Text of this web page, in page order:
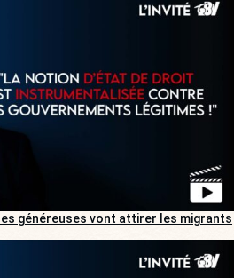
généreuses vont attirer les migrants